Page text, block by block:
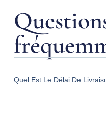
Quel Est Le Délai De